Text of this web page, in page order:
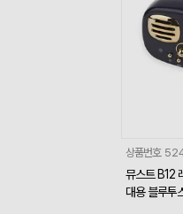
상품번호
뮤스트 B12
대용 블루투